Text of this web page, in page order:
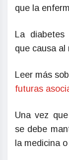
que la
La
que causa al
Leer más
futuras
Una vez
se debe
la medicina